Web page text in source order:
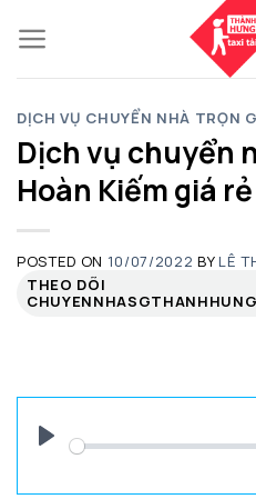
to
content
DỊCH VỤ CHUYỂN NHÀ TRỌN
Dịch vụ chuyển
Hoàn Kiếm giá rẻ
POSTED ON 10/07/2022 BY LÊ
THEO DÕI
PLAY